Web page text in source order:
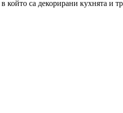
са декорирани кухнята и